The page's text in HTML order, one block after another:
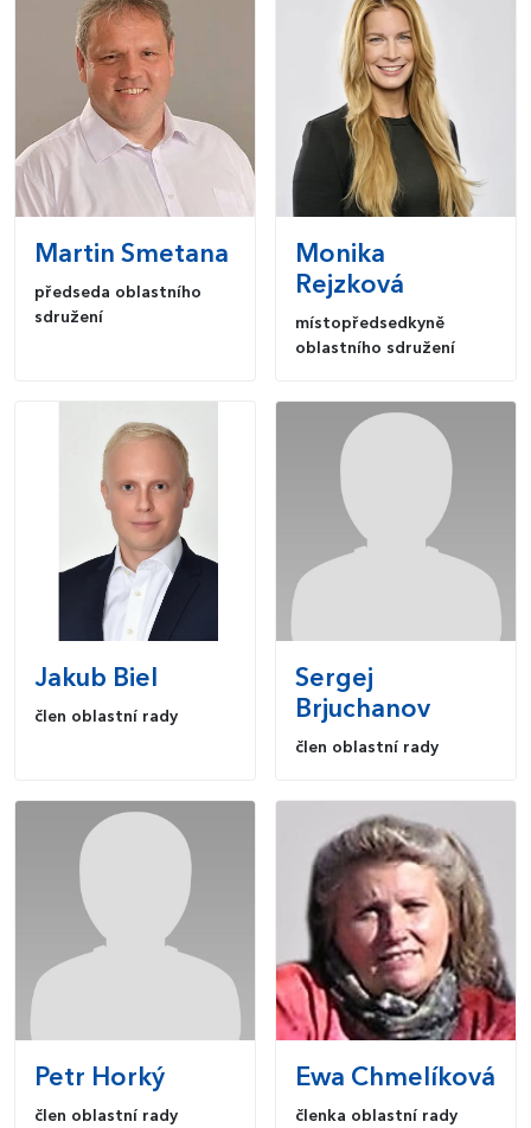
Martin Smetana
předseda oblastního
sdružení
Monika
Rejzková
místopředsedkyně
oblastního sdružení
Jakub Biel
člen oblastní rady
Sergej
Brjuchanov
člen oblastní rady
Petr Horký
člen oblastní rady
Ewa Chmelíková
členka oblastní rady